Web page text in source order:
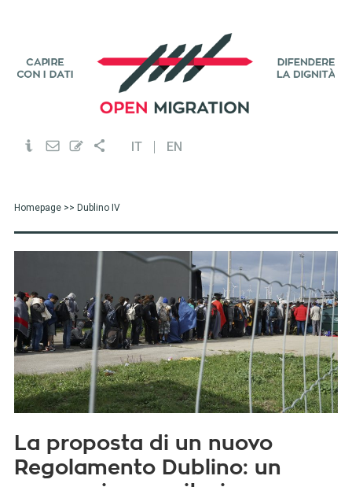
IT EN
Homepage>> Dublino IV
La proposta di un nuovo
Regolamento Dublino: un